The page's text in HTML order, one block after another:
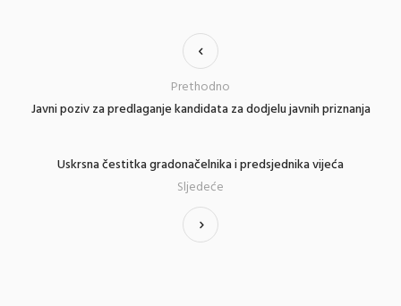
Javni poziv za predlaganje kandidata za dodjelu javnih priznanja
Prethodno
Uskrsna čestitka gradonačelnika i predsjednika vijeća
Sljedeće